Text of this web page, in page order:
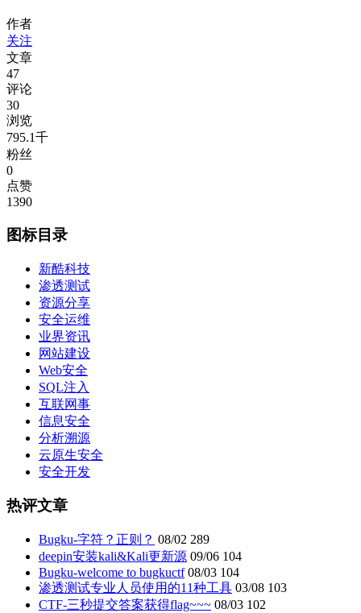
作者
关注
文章
47
评论
30
浏览
795.1千
粉丝
0
点赞
1390
图标目录
新酷科技
渗透测试
资源分享
安全运维
业界资讯
网站建设
Web安全
SQL注入
互联网事
信息安全
分析溯源
云原生安全
安全开发
热评文章
Bugku-字符？正则？ 08/02 289
deepin安装kali&Kali更新源 09/06 104
Bugku-welcome to bugkuctf 08/03 104
渗透测试专业人员使用的11种工具 03/08 103
CTF-三秒提交答案获得flag~~~ 08/03 102